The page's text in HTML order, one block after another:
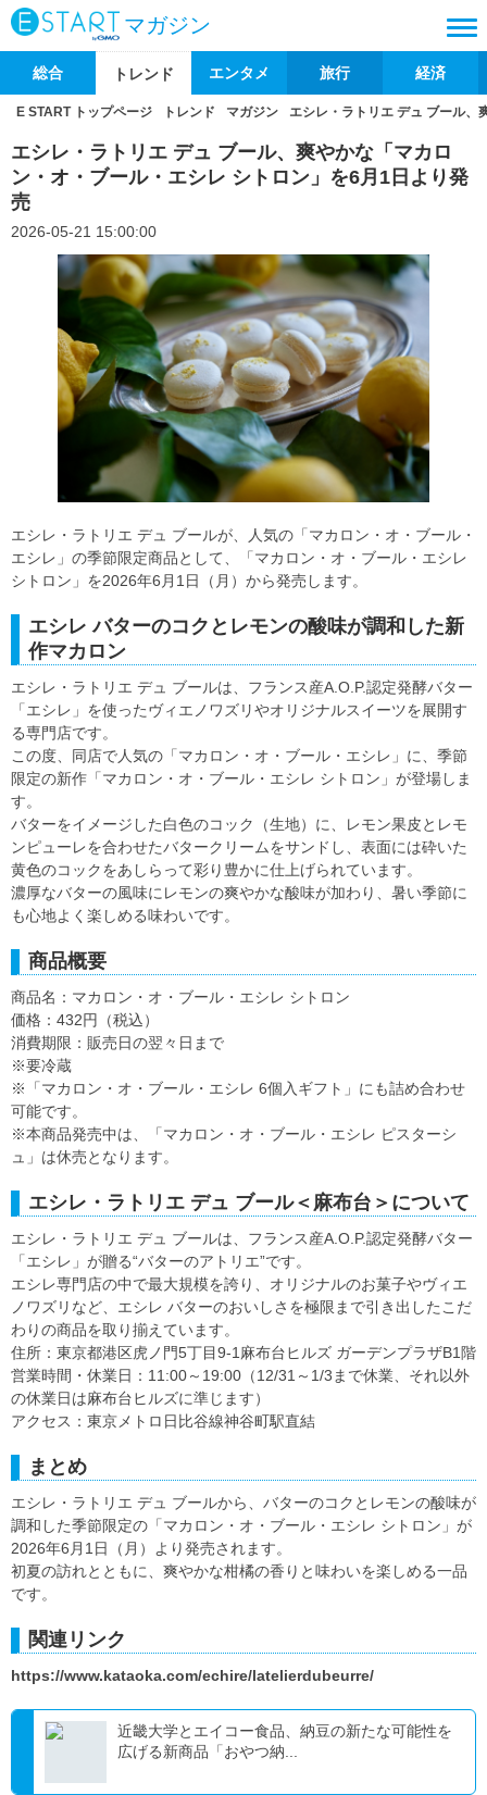
マガジン
総合 トレンド エンタメ 旅行 経済
E START トップページ トレンド マガジン エシレ・ラトリエ デュ ブール、
エシレ・ラトリエ デュ ブール、爽やかな「マカロ
ン・オ・ブール・エシレ シトロン」を6月1日より発
売
2026-05-21 15:00:00
エシレ・ラトリエ デュ ブールが、人気の「マカロン・オ・ブール・
エシレ」の季節限定商品として、「マカロン・オ・ブール・エシレ
シトロン」を2026年6月1日（月）から発売します。
エシレ バターのコクとレモンの酸味が調和した新
作マカロン
エシレ・ラトリエ デュ ブールは、フランス産A.O.P.認定発酵バター
「エシレ」を使ったヴィエノワズリやオリジナルスイーツを展開す
る専門店です。
この度、同店で人気の「マカロン・オ・ブール・エシレ」に、季節
限定の新作「マカロン・オ・ブール・エシレ シトロン」が登場しま
す。
バターをイメージした白色のコック（生地）に、レモン果皮とレモ
ンピューレを合わせたバタークリームをサンドし、表面には砕いた
黄色のコックをあしらって彩り豊かに仕上げられています。
濃厚なバターの風味にレモンの爽やかな酸味が加わり、暑い季節に
も心地よく楽しめる味わいです。
商品概要
商品名：マカロン・オ・ブール・エシレ シトロン
価格：432円（税込）
消費期限：販売日の翌々日まで
※要冷蔵
※「マカロン・オ・ブール・エシレ 6個入ギフト」にも詰め合わせ
可能です。
※本商品発売中は、「マカロン・オ・ブール・エシレ ピスターシ
ュ」は休売となります。
エシレ・ラトリエ デュ ブール＜麻布台＞について
エシレ・ラトリエ デュ ブールは、フランス産A.O.P.認定発酵バター
「エシレ」が贈る“バターのアトリエ”です。
エシレ専門店の中で最大規模を誇り、オリジナルのお菓子やヴィエ
ノワズリなど、エシレ バターのおいしさを極限まで引き出したこだ
わりの商品を取り揃えています。
住所：東京都港区虎ノ門5丁目9-1麻布台ヒルズ ガーデンプラザB1階
営業時間・休業日：11:00～19:00（12/31～1/3まで休業、それ以外
の休業日は麻布台ヒルズに準じます）
アクセス：東京メトロ日比谷線神谷町駅直結
まとめ
エシレ・ラトリエ デュ ブールから、バターのコクとレモンの酸味が
調和した季節限定の「マカロン・オ・ブール・エシレ シトロン」が
2026年6月1日（月）より発売されます。
初夏の訪れとともに、爽やかな柑橘の香りと味わいを楽しめる一品
です。
関連リンク
https://www.kataoka.com/echire/latelierdubeurre/
近畿大学とエイコー食品、納豆の新たな可能性を
広げる新商品「おやつ納...